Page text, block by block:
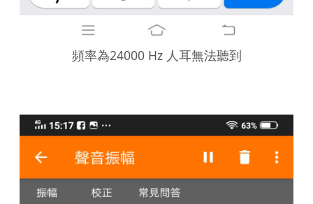
頻率為24000 Hz 人耳無法聽到